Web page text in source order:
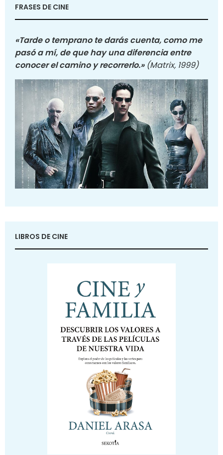
FRASES DE CINE
«Tarde o temprano te darás cuenta, como me
pasó a mí, de que hay una diferencia entre
conocer el camino y recorrerlo.» (Matrix, 1999)
LIBROS DE CINE